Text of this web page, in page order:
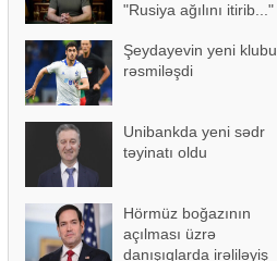
"Rusiya ağılını itirib..."
Şeydayevin yeni klubu
rəsmiləşdi
Unibankda yeni sədr
təyinatı oldu
Hörmüz boğazının
açılması üzrə
danışıqlarda irəliləyiş